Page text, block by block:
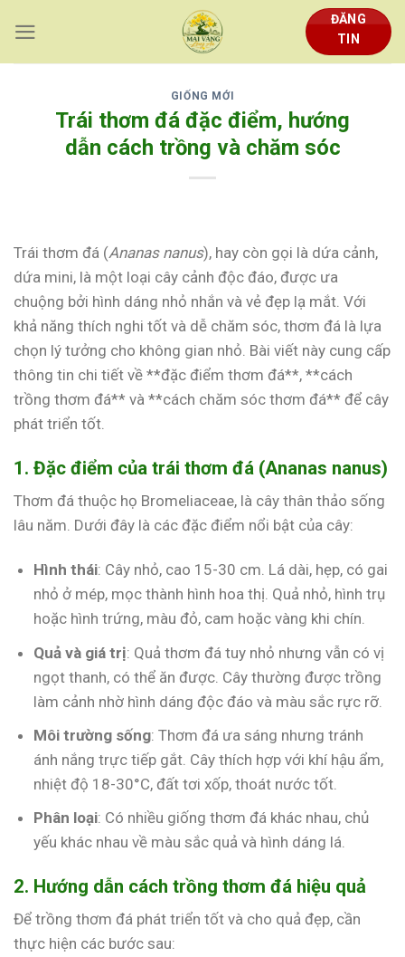
content
ĐĂNG
TIN
GIỐNG MỚI
Trái thơm đá đặc điểm, hướng
dẫn cách trồng và chăm sóc
Trái thơm đá (Ananas nanus), hay còn gọi là dứa cảnh,
dứa mini, là một loại cây cảnh độc đáo, được ưa
chuộng bởi hình dáng nhỏ nhắn và vẻ đẹp lạ mắt. Với
khả năng thích nghi tốt và dễ chăm sóc, thơm đá là lựa
chọn lý tưởng cho không gian nhỏ. Bài viết này cung cấp
thông tin chi tiết về **đặc điểm thơm đá**, **cách
trồng thơm đá** và **cách chăm sóc thơm đá** để cây
phát triển tốt.
1. Đặc điểm của trái thơm đá (Ananas nanus)
Thơm đá thuộc họ Bromeliaceae, là cây thân thảo sống
lâu năm. Dưới đây là các đặc điểm nổi bật của cây:
Hình thái: Cây nhỏ, cao 15-30 cm. Lá dài, hẹp, có gai
nhỏ ở mép, mọc thành hình hoa thị. Quả nhỏ, hình trụ
hoặc hình trứng, màu đỏ, cam hoặc vàng khi chín.
Quả và giá trị: Quả thơm đá tuy nhỏ nhưng vẫn có vị
ngọt thanh, có thể ăn được. Cây thường được trồng
làm cảnh nhờ hình dáng độc đáo và màu sắc rực rỡ.
Môi trường sống: Thơm đá ưa sáng nhưng tránh
ánh nắng trực tiếp gắt. Cây thích hợp với khí hậu ẩm,
nhiệt độ 18-30°C, đất tơi xốp, thoát nước tốt.
Phân loại: Có nhiều giống thơm đá khác nhau, chủ
yếu khác nhau về màu sắc quả và hình dáng lá.
2. Hướng dẫn cách trồng thơm đá hiệu quả
Để trồng thơm đá phát triển tốt và cho quả đẹp, cần
thực hiện các bước sau: